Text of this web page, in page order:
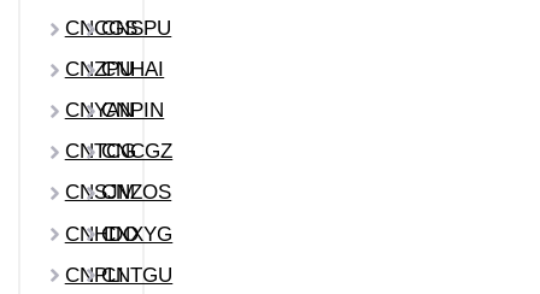
CNCGSCNSPU
CNZPUCNHAI
CNYANCNPIN
CNTCGCNCGZ
CNSJMCNZOS
CNHDOCNXYG
CNPLICNTGU